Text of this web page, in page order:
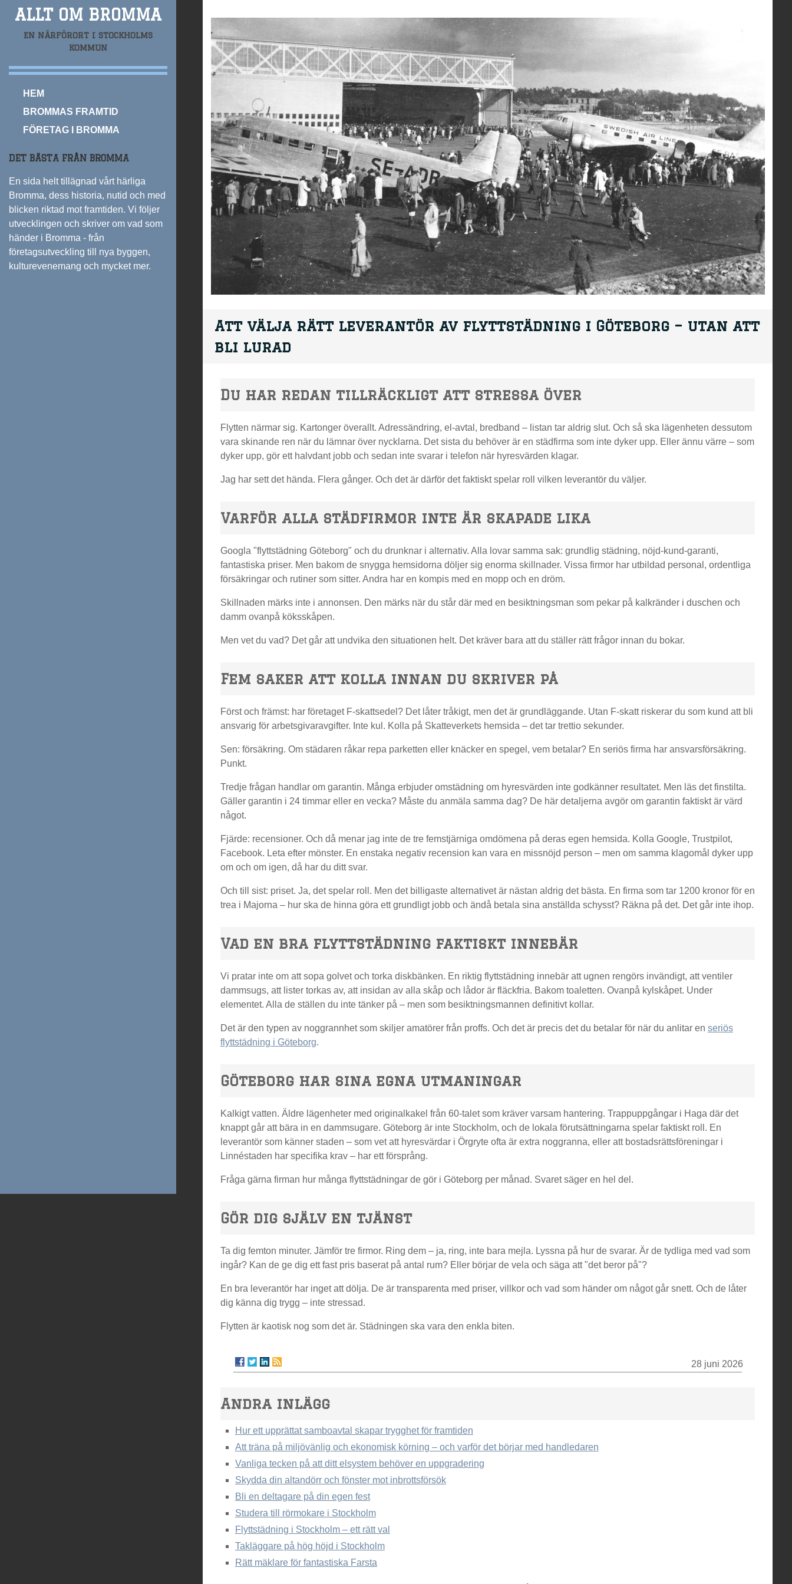
ALLT OM BROMMA
EN NÄRFÖRORT I STOCKHOLMS
KOMMUN
HEM
BROMMAS FRAMTID
FÖRETAG I BROMMA
DET BÄSTA FRÅN BROMMA
En sida helt tillägnad vårt härliga
Bromma, dess historia, nutid och med
blicken riktad mot framtiden. Vi följer
utvecklingen och skriver om vad som
händer i Bromma - från
företagsutveckling till nya byggen,
kulturevenemang och mycket mer.
Att välja rätt leverantör av flyttstädning i Göteborg – utan att
bli lurad
Du har redan tillräckligt att stressa över
Flytten närmar sig. Kartonger överallt. Adressändring, el-avtal, bredband – listan tar aldrig slut. Och så ska lägenheten dessutom
vara skinande ren när du lämnar över nycklarna. Det sista du behöver är en städfirma som inte dyker upp. Eller ännu värre – som
dyker upp, gör ett halvdant jobb och sedan inte svarar i telefon när hyresvärden klagar.
Jag har sett det hända. Flera gånger. Och det är därför det faktiskt spelar roll vilken leverantör du väljer.
Varför alla städfirmor inte är skapade lika
Googla "flyttstädning Göteborg" och du drunknar i alternativ. Alla lovar samma sak: grundlig städning, nöjd-kund-garanti,
fantastiska priser. Men bakom de snygga hemsidorna döljer sig enorma skillnader. Vissa firmor har utbildad personal, ordentliga
försäkringar och rutiner som sitter. Andra har en kompis med en mopp och en dröm.
Skillnaden märks inte i annonsen. Den märks när du står där med en besiktningsman som pekar på kalkränder i duschen och
damm ovanpå köksskåpen.
Men vet du vad? Det går att undvika den situationen helt. Det kräver bara att du ställer rätt frågor innan du bokar.
Fem saker att kolla innan du skriver på
Först och främst: har företaget F-skattsedel? Det låter tråkigt, men det är grundläggande. Utan F-skatt riskerar du som kund att bli
ansvarig för arbetsgivaravgifter. Inte kul. Kolla på Skatteverkets hemsida – det tar trettio sekunder.
Sen: försäkring. Om städaren råkar repa parketten eller knäcker en spegel, vem betalar? En seriös firma har ansvarsförsäkring.
Punkt.
Tredje frågan handlar om garantin. Många erbjuder omstädning om hyresvärden inte godkänner resultatet. Men läs det finstilta.
Gäller garantin i 24 timmar eller en vecka? Måste du anmäla samma dag? De här detaljerna avgör om garantin faktiskt är värd
något.
Fjärde: recensioner. Och då menar jag inte de tre femstjärniga omdömena på deras egen hemsida. Kolla Google, Trustpilot,
Facebook. Leta efter mönster. En enstaka negativ recension kan vara en missnöjd person – men om samma klagomål dyker upp
om och om igen, då har du ditt svar.
Och till sist: priset. Ja, det spelar roll. Men det billigaste alternativet är nästan aldrig det bästa. En firma som tar 1200 kronor för en
trea i Majorna – hur ska de hinna göra ett grundligt jobb och ändå betala sina anställda schysst? Räkna på det. Det går inte ihop.
Vad en bra flyttstädning faktiskt innebär
Vi pratar inte om att sopa golvet och torka diskbänken. En riktig flyttstädning innebär att ugnen rengörs invändigt, att ventiler
dammsugs, att lister torkas av, att insidan av alla skåp och lådor är fläckfria. Bakom toaletten. Ovanpå kylskåpet. Under
elementet. Alla de ställen du inte tänker på – men som besiktningsmannen definitivt kollar.
Det är den typen av noggrannhet som skiljer amatörer från proffs. Och det är precis det du betalar för när du anlitar en seriös
flyttstädning i Göteborg.
Göteborg har sina egna utmaningar
Kalkigt vatten. Äldre lägenheter med originalkakel från 60-talet som kräver varsam hantering. Trappuppgångar i Haga där det
knappt går att bära in en dammsugare. Göteborg är inte Stockholm, och de lokala förutsättningarna spelar faktiskt roll. En
leverantör som känner staden – som vet att hyresvärdar i Örgryte ofta är extra noggranna, eller att bostadsrättsföreningar i
Linnéstaden har specifika krav – har ett försprång.
Fråga gärna firman hur många flyttstädningar de gör i Göteborg per månad. Svaret säger en hel del.
Gör dig själv en tjänst
Ta dig femton minuter. Jämför tre firmor. Ring dem – ja, ring, inte bara mejla. Lyssna på hur de svarar. Är de tydliga med vad som
ingår? Kan de ge dig ett fast pris baserat på antal rum? Eller börjar de vela och säga att "det beror på"?
En bra leverantör har inget att dölja. De är transparenta med priser, villkor och vad som händer om något går snett. Och de låter
dig känna dig trygg – inte stressad.
Flytten är kaotisk nog som det är. Städningen ska vara den enkla biten.
28 juni 2026
Andra inlägg
Hur ett upprättat samboavtal skapar trygghet för framtiden
Att träna på miljövänlig och ekonomisk körning – och varför det börjar med handledaren
Vanliga tecken på att ditt elsystem behöver en uppgradering
Skydda din altandörr och fönster mot inbrottsförsök
Bli en deltagare på din egen fest
Studera till rörmokare i Stockholm
Flyttstädning i Stockholm – ett rätt val
Takläggare på hög höjd i Stockholm
Rätt mäklare för fantastiska Farsta